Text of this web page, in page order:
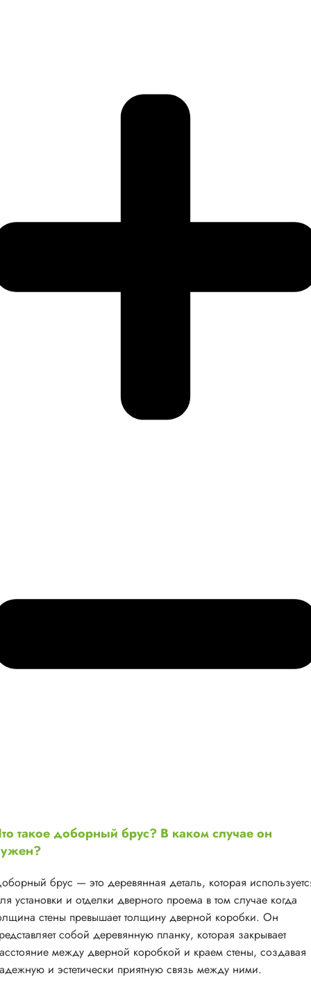
такое доборный брус? В каком случае он
брус — это деревянная деталь, которая
установки и отделки дверного проема в том случае когда
стены превышает толщину дверной коробки. Он
собой деревянную планку, которая закрывает
между дверной коробкой и краем стены, создавая
и эстетически приятную связь между ними.